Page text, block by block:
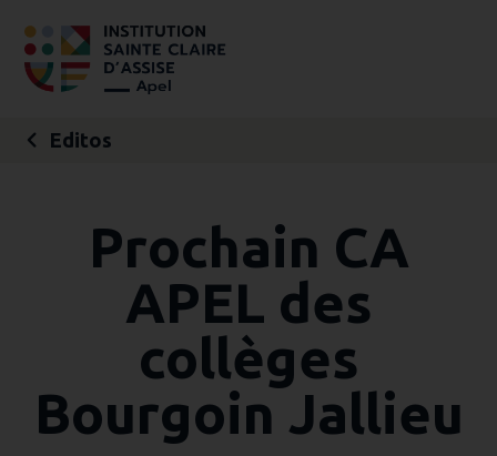
contenu.
navigation
Editos
Prochain CA
APEL des
collèges
Bourgoin Jallieu